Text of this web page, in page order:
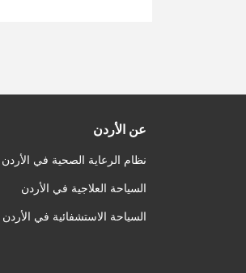
عن الأردن
نظام الرعاية الصحية في الأردن
السياحة العلاجية في الأردن
السياحة الاستشفائية في الأردن